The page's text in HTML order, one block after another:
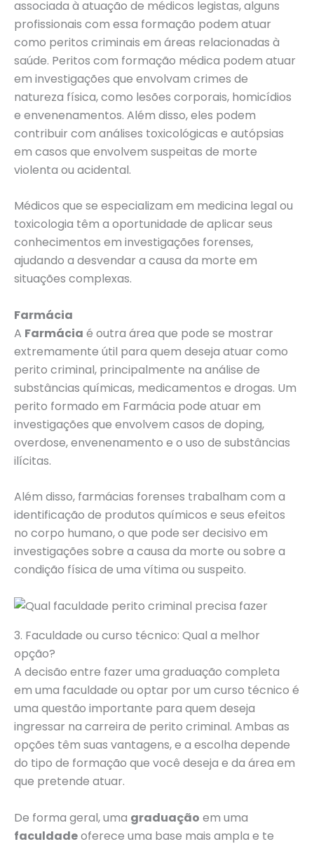
associada à atuação de médicos legistas, alguns
profissionais com essa formação podem atuar
como peritos criminais em áreas relacionadas à
saúde. Peritos com formação médica podem atuar
em investigações que envolvam crimes de
natureza física, como lesões corporais, homicídios
e envenenamentos. Além disso, eles podem
contribuir com análises toxicológicas e autópsias
em casos que envolvem suspeitas de morte
violenta ou acidental.
Médicos que se especializam em medicina legal ou
toxicologia têm a oportunidade de aplicar seus
conhecimentos em investigações forenses,
ajudando a desvendar a causa da morte em
situações complexas.
Farmácia
A Farmácia é outra área que pode se mostrar
extremamente útil para quem deseja atuar como
perito criminal, principalmente na análise de
substâncias químicas, medicamentos e drogas. Um
perito formado em Farmácia pode atuar em
investigações que envolvem casos de doping,
overdose, envenenamento e o uso de substâncias
ilícitas.
Além disso, farmácias forenses trabalham com a
identificação de produtos químicos e seus efeitos
no corpo humano, o que pode ser decisivo em
investigações sobre a causa da morte ou sobre a
condição física de uma vítima ou suspeito.
3. Faculdade ou curso técnico: Qual a melhor
opção?
A decisão entre fazer uma graduação completa
em uma faculdade ou optar por um curso técnico é
uma questão importante para quem deseja
ingressar na carreira de perito criminal. Ambas as
opções têm suas vantagens, e a escolha depende
do tipo de formação que você deseja e da área em
que pretende atuar.
De forma geral, uma graduação em uma
faculdadeoferece uma base mais ampla e te